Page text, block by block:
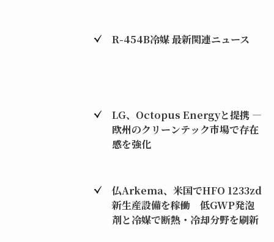
R-454B冷媒 最新関連ニュース
LG、Octopus Energyと提携 ―
欧州のクリーンテック市場で存在
感を強化
仏Arkema、米国でHFO 1233zd
新生産設備を稼働 低GWP発泡
剤と冷媒で断熱・冷却分野を刷新